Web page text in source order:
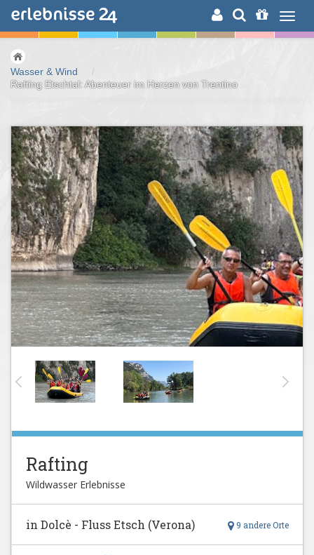
ERLEBNISSUCHE
Wasser & Wind
/
Rafting Etschtal: Abenteuer im Herzen von Trentino
Rafting
Wildwasser Erlebnisse
9 andere Orte
in Dolcè - Fluss Etsch (Verona)